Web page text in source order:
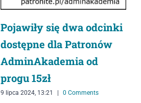
Pojawiły się dwa odcinki
dostępne dla Patronów
AdminAkademia od
progu 15zł
9 lipca 2024, 13:21 | 0 Comments